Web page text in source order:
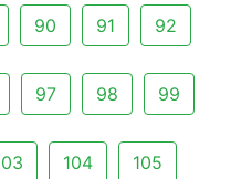
90 91 92
97 98 99
104 105